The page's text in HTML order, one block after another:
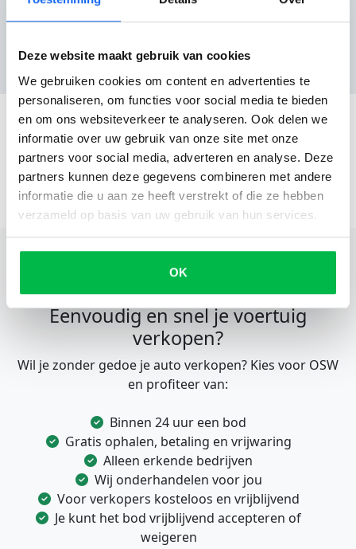
Deze website maakt gebruik van cookies
We gebruiken cookies om content en advertenties te
personaliseren, om functies voor social media te bieden
en om ons websiteverkeer te analyseren. Ook delen we
informatie over uw gebruik van onze site met onze
partners voor social media, adverteren en analyse. Deze
partners kunnen deze gegevens combineren met andere
informatie die u aan ze heeft verstrekt of die ze hebben
verzameld op basis van uw gebruik van hun services.
OK
Nog geen reviews
Eenvoudig en snel je voertuig
verkopen?
Wil je zonder gedoe je auto verkopen? Kies voor OSW
en profiteer van:
Binnen 24 uur een bod
Gratis ophalen, betaling en vrijwaring
Alleen erkende bedrijven
Wij onderhandelen voor jou
Voor verkopers kosteloos en vrijblijvend
Je kunt het bod vrijblijvend accepteren of
weigeren